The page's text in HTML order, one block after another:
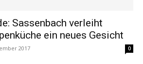
Sassenbach verleiht
ein neues Gesicht
2017 0